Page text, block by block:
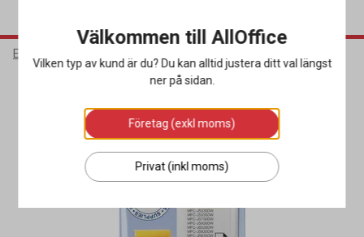
Elektronik
Välkommen till AllOffice
Vilken typ av kund är du? Du kan alltid justera ditt val längst
ner på sidan.
Företag (exkl moms)
Privat (inkl moms)